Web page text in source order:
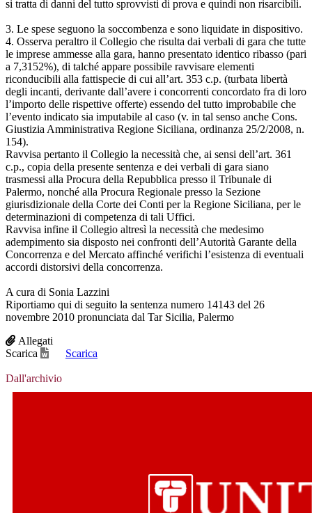
si tratta di danni del tutto sprovvisti di prova e quindi non risarcibili.
3. Le spese seguono la soccombenza e sono liquidate in dispositivo.
4. Osserva peraltro il Collegio che risulta dai verbali di gara che tutte
le imprese ammesse alla gara, hanno presentato identico ribasso (pari
a 7,3152%), di talché appare possibile ravvisare elementi
riconducibili alla fattispecie di cui all’art. 353 c.p. (turbata libertà
degli incanti, derivante dall’avere i concorrenti concordato fra di loro
l’importo delle rispettive offerte) essendo del tutto improbabile che
l’evento indicato sia imputabile al caso (v. in tal senso anche Cons.
Giustizia Amministrativa Regione Siciliana, ordinanza 25/2/2008, n.
154).
Ravvisa pertanto il Collegio la necessità che, ai sensi dell’art. 361
c.p., copia della presente sentenza e dei verbali di gara siano
trasmessi alla Procura della Repubblica presso il Tribunale di
Palermo, nonché alla Procura Regionale presso la Sezione
giurisdizionale della Corte dei Conti per la Regione Siciliana, per le
determinazioni di competenza di tali Uffici.
Ravvisa infine il Collegio altresì la necessità che medesimo
adempimento sia disposto nei confronti dell’Autorità Garante della
Concorrenza e del Mercato affinché verifichi l’esistenza di eventuali
accordi distorsivi della concorrenza.
A cura di Sonia Lazzini
Riportiamo qui di seguito la sentenza numero 14143 del 26
novembre 2010 pronunciata dal Tar Sicilia, Palermo
Allegati
Scarica
Scarica
Dall'archivio